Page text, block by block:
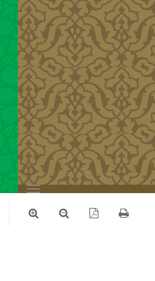
Toggle
navigation